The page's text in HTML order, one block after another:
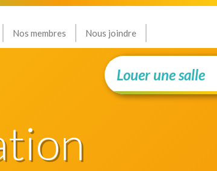
Nos membres Nous joindre
Louer une salle